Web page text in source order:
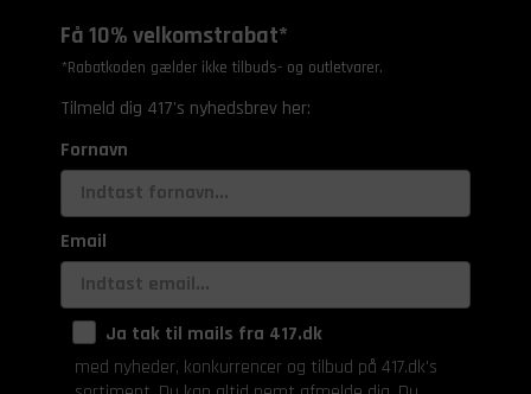
Få 10% velkomstrabat*
*Rabatkoden gælder ikke tilbuds- og outletvarer.
Tilmeld dig 417's nyhedsbrev her:
Fornavn
Email
Ja tak til mails fra 417.dk
med nyheder, konkurrencer og tilbud på 417.dk's